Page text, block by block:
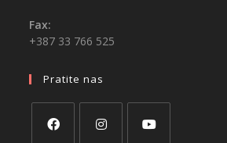
Fax:
+387 33 766 525
Pratite nas